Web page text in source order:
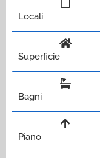
Locali
Superficie
Bagni
Piano